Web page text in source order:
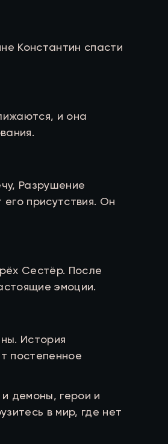
Константин спасти
и она
Разрушение
присутствия. Он
Сестёр. После
эмоции.
История
постепенное
демоны, герои и
в мир, где нет